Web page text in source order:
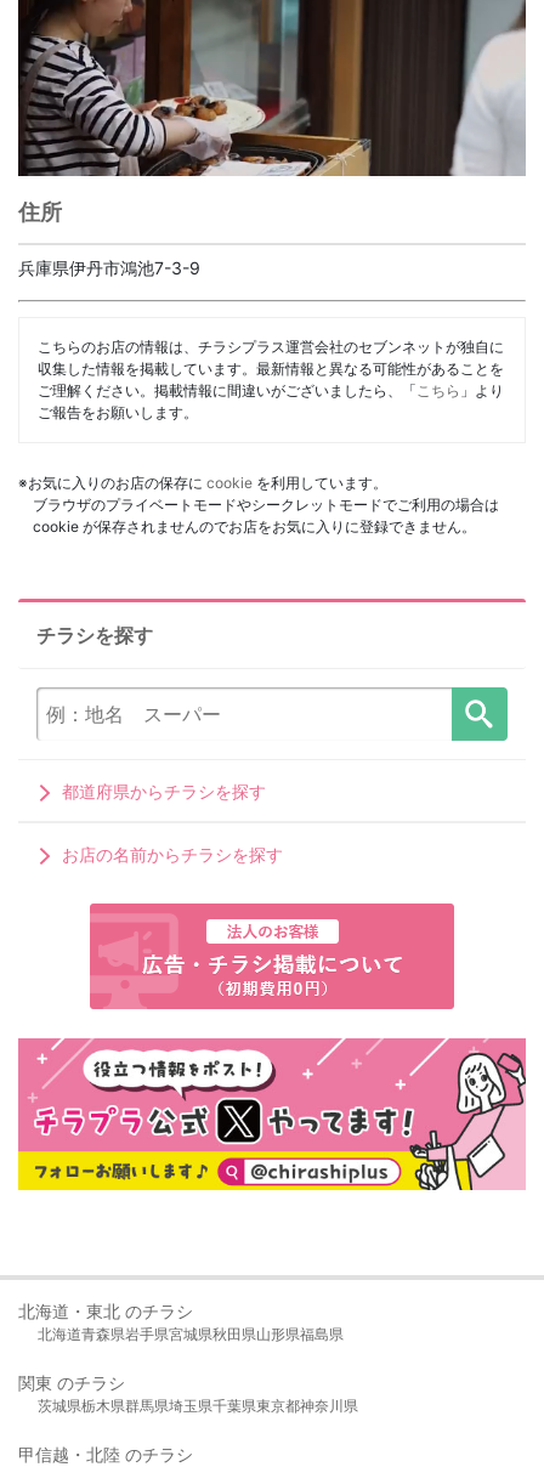
住所
兵庫県伊丹市鴻池7-3-9
こちらのお店の情報は、チラシプラス運営会社のセブンネットが独自に
収集した情報を掲載しています。最新情報と異なる可能性があることを
ご理解ください。掲載情報に間違いがございましたら、「 こちら 」より
ご報告をお願いします。
※お気に入りのお店の保存に cookie を利用しています。
ブラウザのプライベートモードやシークレットモードでご利用の場合は
cookie が保存されませんのでお店をお気に入りに登録できません。
チラシを探す
都道府県からチラシを探す
お店の名前からチラシを探す
北海道・東北 のチラシ
北海道青森県岩手県宮城県秋田県山形県福島県
関東 のチラシ
茨城県栃木県群馬県埼玉県千葉県東京都神奈川県
甲信越・北陸 のチラシ